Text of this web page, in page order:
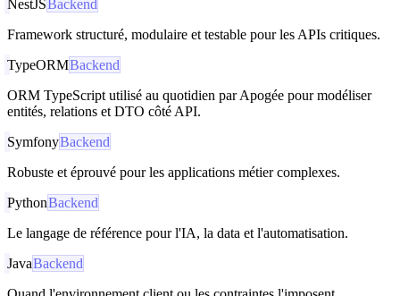
NestJSBackend
Framework structuré, modulaire et testable pour les APIs critiques.
TypeORMBackend
ORM TypeScript utilisé au quotidien par Apogée pour modéliser
entités, relations et DTO côté API.
SymfonyBackend
Robuste et éprouvé pour les applications métier complexes.
PythonBackend
Le langage de référence pour l'IA, la data et l'automatisation.
JavaBackend